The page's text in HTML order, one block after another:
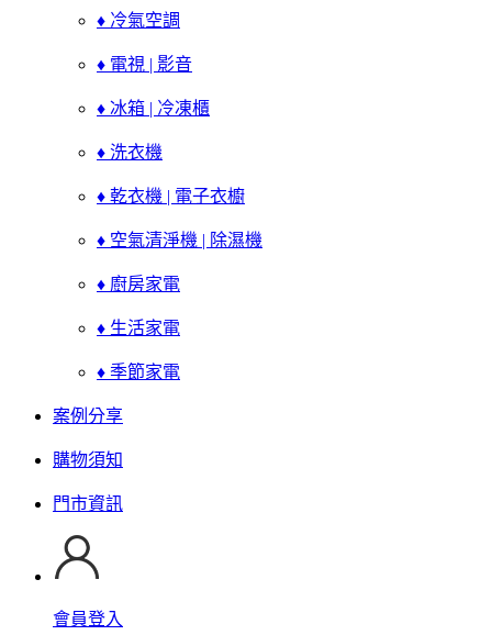
♦ 冷氣空調
♦ 電視 | 影音
♦ 冰箱 | 冷凍櫃
♦ 洗衣機
♦ 乾衣機 | 電子衣櫥
♦ 空氣清淨機 | 除濕機
♦ 廚房家電
♦ 生活家電
♦ 季節家電
案例分享
購物須知
門市資訊
會員登入